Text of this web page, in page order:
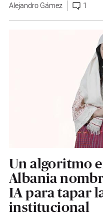
Alejandro Gámez 1
Un algoritmo
Albania
IA para tapar
institucional